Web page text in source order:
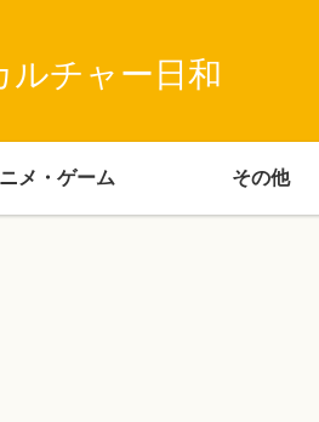
ルチャー日和
メ・ゲーム その他